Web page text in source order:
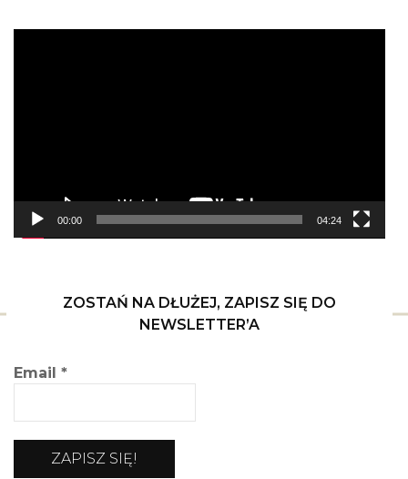
00:00 04:24
ZOSTAŃ NA DŁUŻEJ, ZAPISZ SIĘ DO
NEWSLETTER’A
Email *